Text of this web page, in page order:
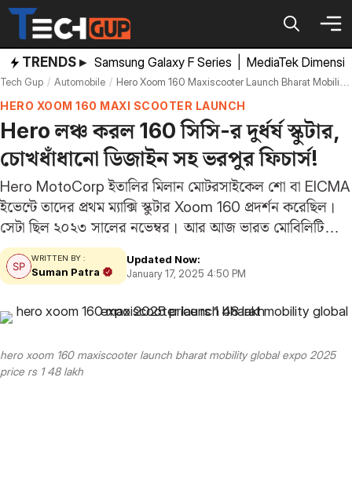
Skip
content
TRENDS ▸ Samsung Galaxy F Series MediaTek
Tech Gup Automobile Hero Xoom 160 Maxiscooter Launch Bharat Mobility Global Expo 2025 Price Rs 1 48 Lakh
HERO XOOM 160 MAXI SCOOTER LAUNCH
Hero লঞ্চ করল 160 সিসি-র দুর্ধর্ষ স্কুটার,
চোখধাঁধানো ডিজাইন সহ ভরপুর ফিচার্স!
Hero MotoCorp ইতালির মিলান মোটরসাইকেল শো বা EICMA
ইভেন্টে তাদের প্রথম ম্যাক্সি স্কুটার Xoom 160 প্রদর্শন করেছিল।
সেটা ছিল ২০২৩ সালের নভেম্বর। আর আজ ভারত মোবিলিটি
গ্লোবাল এক্সপো ২০২৫-এর প্রথম দিনে সংস্থার ফ্ল্যাগশিপ স্কুটারটি
আনুষ্ঠানিক ভাবে লঞ্চ হয়ে গেল। দুর্ধর্ষ…
WRITTEN BY :
Suman Patra
Updated Now:
January 17, 2025 4:50 PM
hero xoom 160 maxiscooter launch bharat mobility global expo 2025
price rs 1 48 lakh